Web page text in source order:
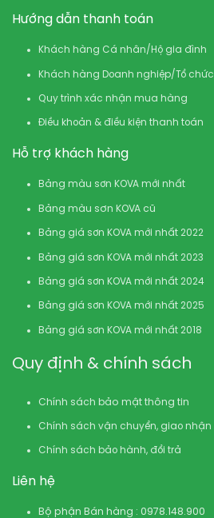
Hướng dẫn thanh toán
Khách hàng Cá nhân/Hộ gia đình
Khách hàng Doanh nghiệp/Tổ chức
Quy trình xác nhận mua hàng
Điều khoản & điều kiện thanh toán
Hỗ trợ khách hàng
Bảng màu sơn KOVA mới nhất
Bảng màu sơn KOVA cũ
Bảng giá sơn KOVA mới nhất 2022
Bảng giá sơn KOVA mới nhất 2023
Bảng giá sơn KOVA mới nhất 2024
Bảng giá sơn KOVA mới nhất 2025
Bảng giá sơn KOVA mới nhất 2018
Quy định & chính sách
Chính sách bảo mật thông tin
Chính sách vận chuyển, giao nhận
Chính sách bảo hành, đổi trả
Liên hệ
Bộ phận Bán hàng : 0978.148.900